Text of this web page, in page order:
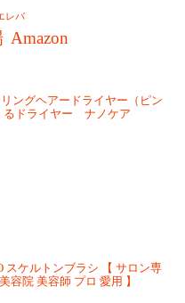
レバ
Amazon
ングヘアードライヤー（ピン
るドライヤー ナノケア
スケルトンブラシ 【 サロン専
容院 美容師 プロ 愛用 】